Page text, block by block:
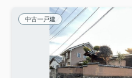
中古一戸建